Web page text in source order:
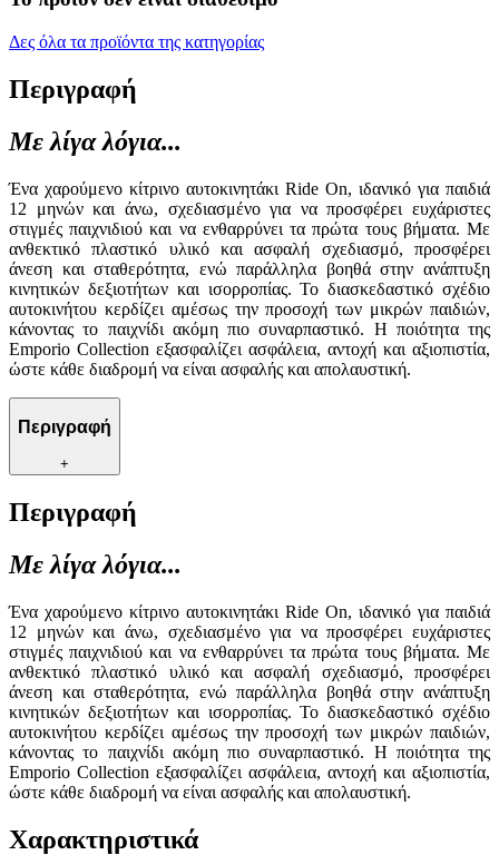
Δες όλα τα προϊόντα της κατηγορίας
Περιγραφή
Με λίγα λόγια...
Ένα χαρούμενο κίτρινο αυτοκινητάκι Ride On, ιδανικό για παιδιά
12 μηνών και άνω, σχεδιασμένο για να προσφέρει ευχάριστες
στιγμές παιχνιδιού και να ενθαρρύνει τα πρώτα τους βήματα. Με
ανθεκτικό πλαστικό υλικό και ασφαλή σχεδιασμό, προσφέρει
άνεση και σταθερότητα, ενώ παράλληλα βοηθά στην ανάπτυξη
κινητικών δεξιοτήτων και ισορροπίας. Το διασκεδαστικό σχέδιο
αυτοκινήτου κερδίζει αμέσως την προσοχή των μικρών παιδιών,
κάνοντας το παιχνίδι ακόμη πιο συναρπαστικό. Η ποιότητα της
Emporio Collection εξασφαλίζει ασφάλεια, αντοχή και αξιοπιστία,
ώστε κάθε διαδρομή να είναι ασφαλής και απολαυστική.
Περιγραφή
+
Περιγραφή
Με λίγα λόγια...
Ένα χαρούμενο κίτρινο αυτοκινητάκι Ride On, ιδανικό για παιδιά
12 μηνών και άνω, σχεδιασμένο για να προσφέρει ευχάριστες
στιγμές παιχνιδιού και να ενθαρρύνει τα πρώτα τους βήματα. Με
ανθεκτικό πλαστικό υλικό και ασφαλή σχεδιασμό, προσφέρει
άνεση και σταθερότητα, ενώ παράλληλα βοηθά στην ανάπτυξη
κινητικών δεξιοτήτων και ισορροπίας. Το διασκεδαστικό σχέδιο
αυτοκινήτου κερδίζει αμέσως την προσοχή των μικρών παιδιών,
κάνοντας το παιχνίδι ακόμη πιο συναρπαστικό. Η ποιότητα της
Emporio Collection εξασφαλίζει ασφάλεια, αντοχή και αξιοπιστία,
ώστε κάθε διαδρομή να είναι ασφαλής και απολαυστική.
Χαρακτηριστικά